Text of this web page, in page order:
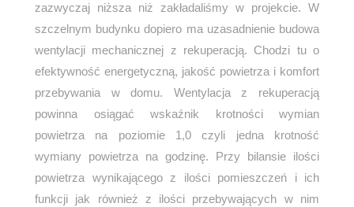
zazwyczaj niższa niż zakładaliśmy w projekcie. W
szczelnym budynku dopiero ma uzasadnienie budowa
wentylacji mechanicznej z rekuperacją. Chodzi tu o
efektywność energetyczną, jakość powietrza i komfort
przebywania w domu. Wentylacja z rekuperacją
powinna osiągać wskaźnik krotności wymian
powietrza na poziomie 1,0 czyli jedna krotność
wymiany powietrza na godzinę. Przy bilansie ilości
powietrza wynikającego z ilości pomieszczeń i ich
funkcji jak również z ilości przebywających w nim